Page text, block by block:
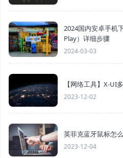
2024国内安卓手机
Play）详细步骤
2024-03-03
【网络工具】X-UI
2023-12-02
英菲克蓝牙鼠标怎
2023-12-04